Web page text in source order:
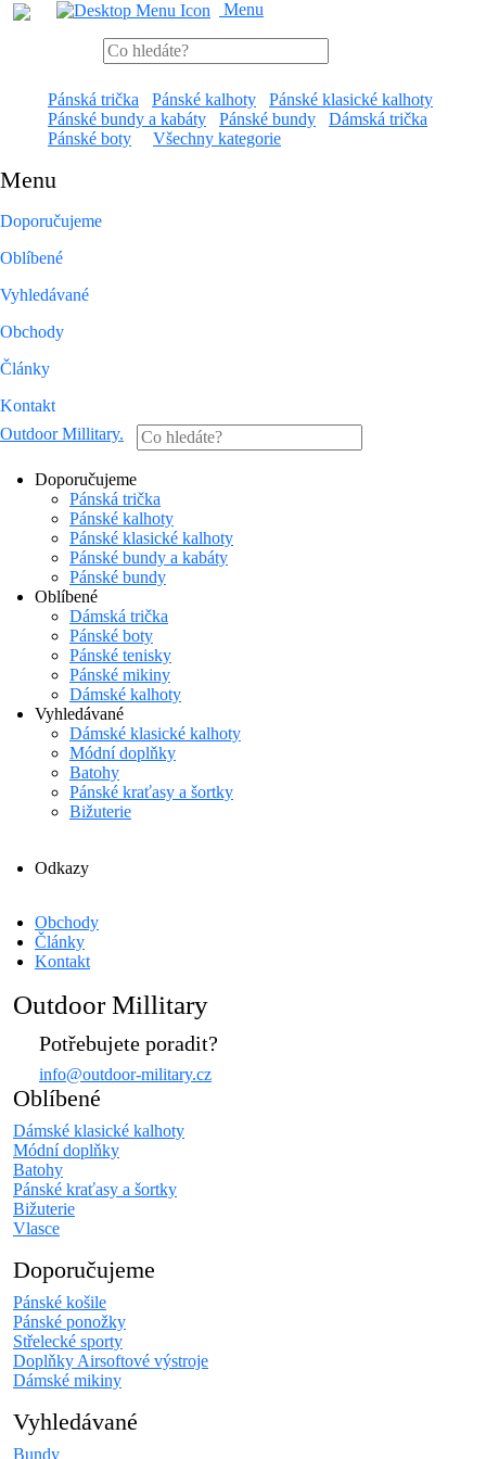
Menu
Pánská trička Pánské kalhoty
Pánské klasické kalhoty
Pánské bundy a kabáty
Pánské bundy
Dámská trička
Pánské boty
Všechny kategorie
Menu
Doporučujeme
Oblíbené
Vyhledávané
Obchody
Články
Kontakt
Outdoor Millitary.
Doporučujeme
Pánská trička
Pánské kalhoty
Pánské klasické kalhoty
Pánské bundy a kabáty
Pánské bundy
Oblíbené
Dámská trička
Pánské boty
Pánské tenisky
Pánské mikiny
Dámské kalhoty
Vyhledávané
Dámské klasické kalhoty
Módní doplňky
Batohy
Pánské kraťasy a šortky
Bižuterie
Odkazy
Obchody
Články
Kontakt
Outdoor Millitary
Potřebujete poradit?
info@outdoor-military.cz
Oblíbené
Dámské klasické kalhoty
Módní doplňky
Batohy
Pánské kraťasy a šortky
Bižuterie
Vlasce
Doporučujeme
Pánské košile
Pánské ponožky
Střelecké sporty
Doplňky Airsoftové výstroje
Dámské mikiny
Vyhledávané
Bundy